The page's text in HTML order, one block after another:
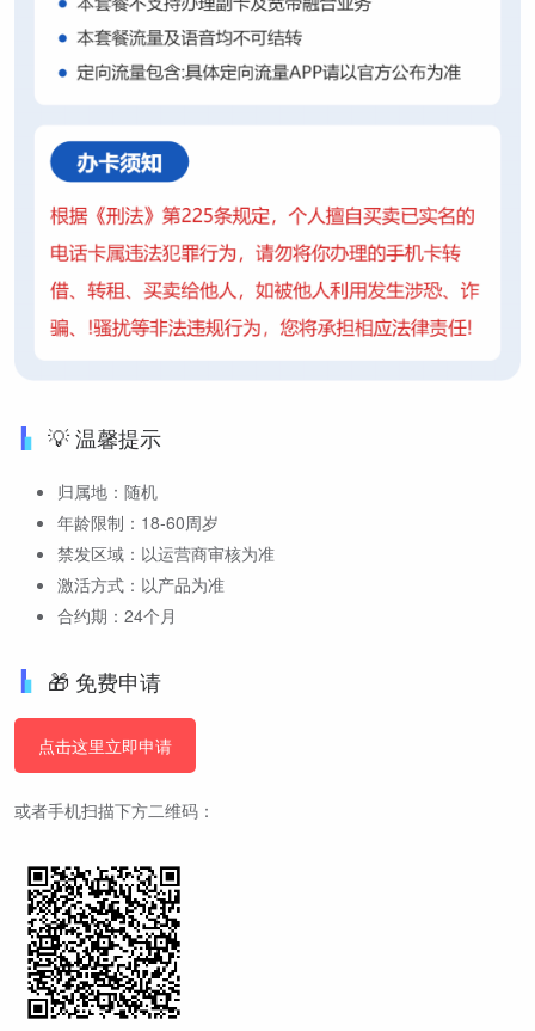
💡 温馨提示
归属地：随机
年龄限制：18-60周岁
禁发区域：以运营商审核为准
激活方式：以产品为准
合约期：24个月
🎁 免费申请
点击这里立即申请
或者手机扫描下方二维码：